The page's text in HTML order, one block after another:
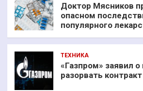
Доктор Мясников
опасном
популярного
ТЕХНИКА
«Газпром» заявил
разорвать